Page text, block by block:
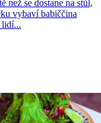
než se dostane na stůl,
vybaví babiččina
lidí...